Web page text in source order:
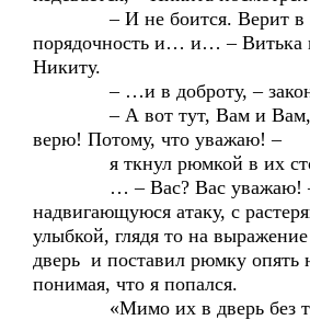
– И не боится. Верит в
порядочность и… и… – Витька
Никиту.
– …и в доброту, –
– А вот тут, Вам и Вам,
верю! Потому, что уважаю! –
я ткнул рюмкой в их
… – Вас? Вас уважаю! –
надвигающуюся атаку, с
улыбкой, глядя то на
дверь и поставил рюмку опять
понимая, что я попался.
«Мимо их в дверь без